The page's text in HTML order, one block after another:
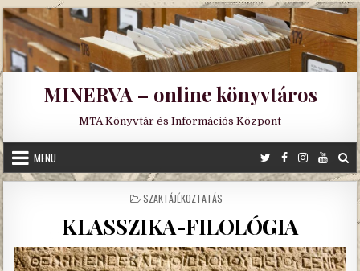
Skip
to
content
MINERVA – online könyvtáros
MTA Könyvtár és Információs Központ
MENU
POSTED
SZAKTÁJÉKOZTATÁS
KLASSZIKA-FILOLÓGIA